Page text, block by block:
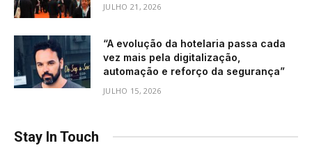
JULHO 21, 2026
“A evolução da hotelaria passa cada
vez mais pela digitalização,
automação e reforço da segurança”
JULHO 15, 2026
Stay In Touch